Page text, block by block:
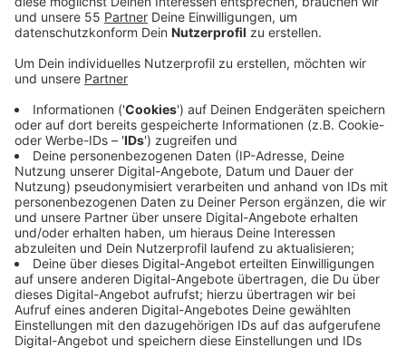
Veröffentlicht:Dienstag, 09.01.2024 09:11
Anzeige
Rund 6,3 Millionen Euro sollen in verschiedene
Bereiche investiert werden: Infrastruktur, Sicherheit,
Digitalisierung, Klima und Nachhaltigkeit - das sind die
Schwerpunkte, bei denen sich die Gemeinde
Schwalmtal auch im kommenden Jahr weiter
verbessern möchte. Mehrere Schulen sollen neue
Fenster bekommen und im Bereich Digitalisierung
verbessert werden. Eine der größten Investitionen für
2024 sind geplante Straßensanierungen im gesamten
Gemeindegebiet. Zudem ist geplant, das
Radwegenetz weiter auszubauen und insgesamt 17